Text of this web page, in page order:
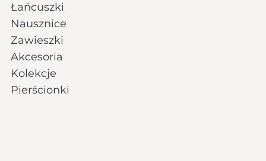
Łańcuszki
Nausznice
Zawieszki
Akcesoria
Kolekcje
Pierścionki